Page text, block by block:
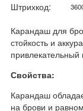
Штрихкод:
Карандаш для
стойкость и
Свойства:
Карандаш
на брови и